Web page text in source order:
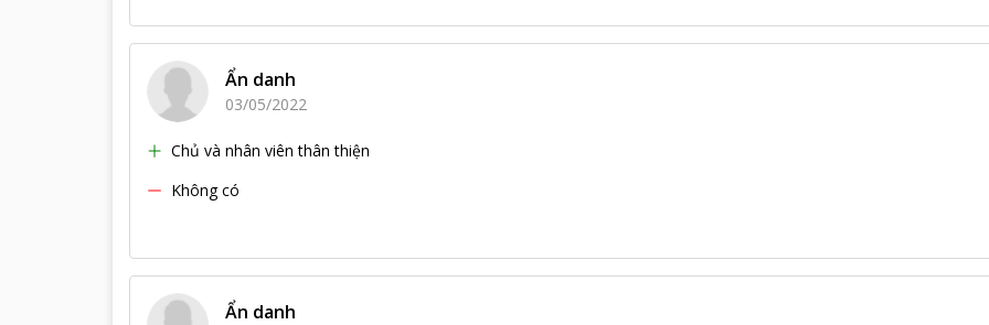
Ẩn danh
03/05/2022
Chủ và nhân viên thân thiện
Không có
Ẩn danh